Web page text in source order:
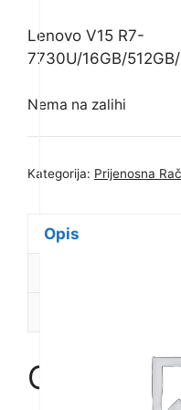
Lenovo V15 R7-
7730U/16GB/
Nema na zalihi
Kategorija: Prijenosna
Opis
Opis